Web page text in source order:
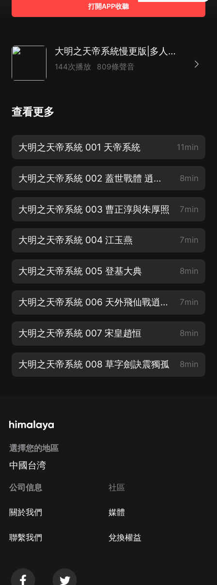
打開APP收聽
大明之天帝系統慢更版|多人有聲劇
144次播放 809條聲音
查看更多
大明之天帝系統 001 天帝系統 11min
大明之天帝系統 002 蓋世戰體 逍遙子 8min
大明之天帝系統 003 曹正淳與朱厚照 7min
大明之天帝系統 004 江玉燕 7min
大明之天帝系統 005 登基大典 8min
大明之天帝系統 006 天外飛仙戰逍遙子 7min
大明之天帝系統 007 宋皇趙恒 8min
大明之天帝系統 008 草字劍訣震獨孤 8min
選擇您的地區
中國台湾
公司信息
關於我們
聯繫我們
社區
媒體
兌換權益